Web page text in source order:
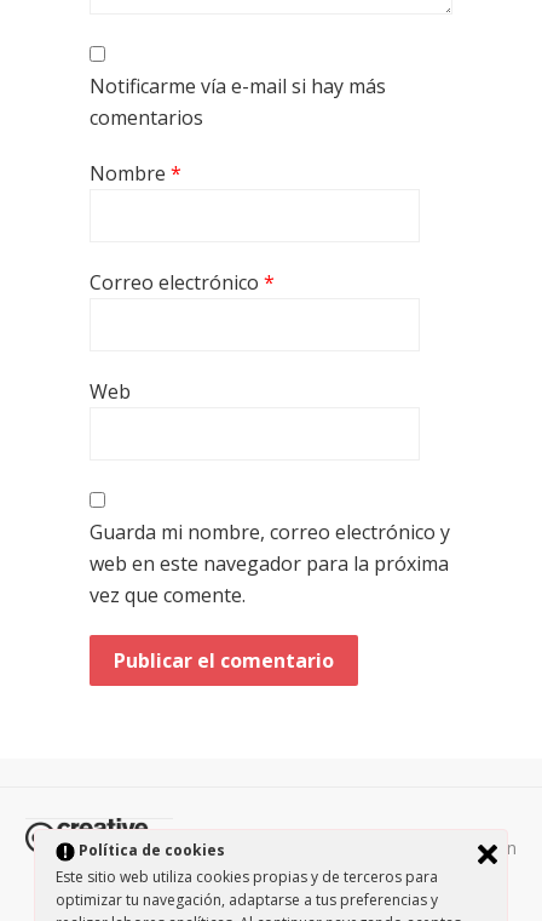
Política de cookies
Este sitio web utiliza cookies propias y de terceros para
optimizar tu navegación, adaptarse a tus preferencias y
Notificarme vía e-mail si hay más
comentarios
Nombre *
Correo electrónico *
Web
Guarda mi nombre, correo electrónico y
web en este navegador para la próxima
vez que comente.
Todos los contenidos de esta página están
protegidos por la licencia Creative Commons Attribution-
NonCommercial-ShareAlike 3.0. / Política de privacidad